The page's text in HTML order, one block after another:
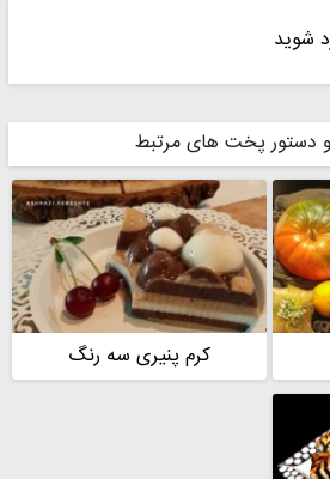
شوید
و دستور پخت های مرتبط
کرم پنیری سه رنگ